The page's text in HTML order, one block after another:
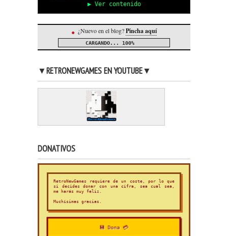
▶ Ver contenido
● ¿Nuevo en el blog?Pincha aquí
CARGANDO... 100%
▼RETRONEWGAMES EN YOUTUBE▼
DONATIVOS
RetroNewGames requiere de un coste, por lo que
si decides donar con una cifra, sea cual sea,
me harás muy feliz.
Muchísimas gracias.
💾 Dona 💳